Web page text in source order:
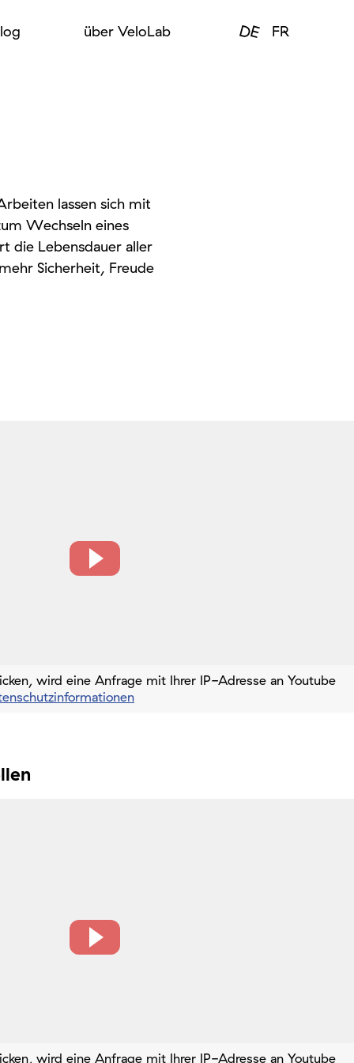
DE FR
über VeloLab
lassen sich mit
Wechseln eines
die Lebensdauer aller
Sicherheit, Freude
wird eine Anfrage mit Ihrer IP-Adresse an Youtube
wird eine Anfrage mit Ihrer IP-Adresse an Youtube